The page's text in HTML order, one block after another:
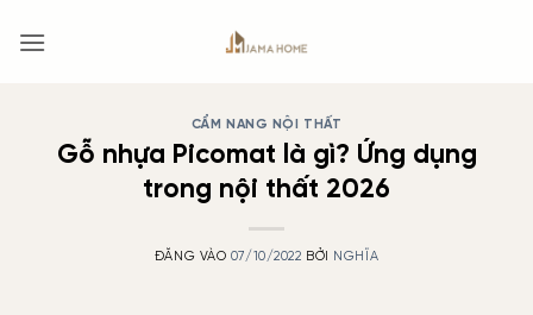
qua
CẨM NANG NỘI THẤT
Gỗ nhựa Picomat là gì? Ứng dụng
trong nội thất 2026
ĐĂNG VÀO 07/10/2022 BỞI NGHĨA